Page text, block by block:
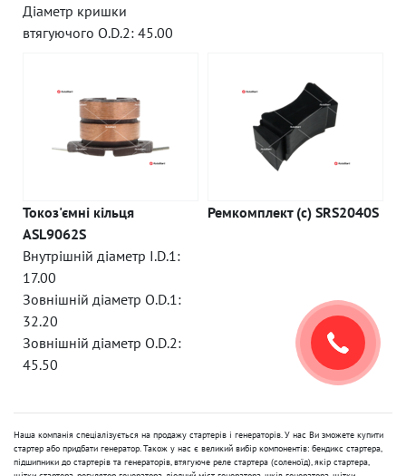
Діаметр кришки
втягуючого O.D.2: 45.00
Токоз'ємні кільця
ASL9062S
Внутрішній діаметр I.D.1:
17.00
Зовнішній діаметр O.D.1:
32.20
Зовнішній діаметр O.D.2:
45.50
Ремкомплект (c) SRS2040S
Наша компанія спеціалізується на продажу стартерів і генераторів. У нас Ви зможете купити
стартер або придбати генератор. Також у нас є великий вибір компонентів: бендикс стартера,
підшипники до стартерів та генераторів, втягуюче реле стартера (соленоїд), якір стартера,